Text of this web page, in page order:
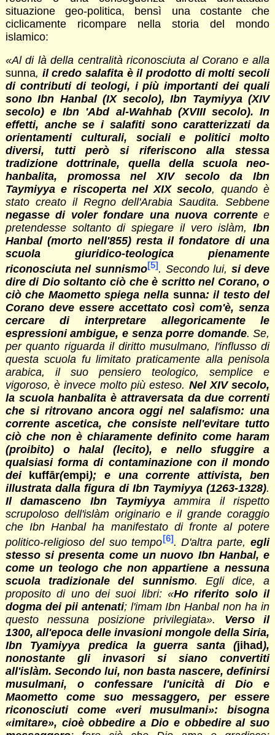
situazione geo-politica, bensì una costante che
ciclicamente ricompare nella storia del mondo
islamico:
«Al di là della centralità riconosciuta al Corano e alla
sunna, il credo salafita è il prodotto di molti secoli
di contributi di teologi, i più importanti dei quali
sono Ibn Hanbal (IX secolo), Ibn Taymiyya (XIV
secolo) e Ibn 'Abd al-Wahhab (XVIII secolo). In
effetti, anche se i salafiti sono caratterizzati da
orientamenti culturali, sociali e politici molto
diversi, tutti però si riferiscono alla stessa
tradizione dottrinale, quella della scuola neo-
hanbalita, promossa nel XIV secolo da Ibn
Taymiyya e riscoperta nel XIX secolo, quando è
stato creato il Regno dell'Arabia Saudita. Sebbene
negasse di voler fondare una nuova correntee
pretendesse soltanto di spiegare il vero islàm,Ibn
Hanbal (morto nell'855) resta il fondatore di una
scuola giuridico-teologica pienamente
riconosciuta nel sunnismo[5]. Secondo lui, si deve
dire di Dio soltanto ciò che è scritto nel Corano, o
ciò che Maometto spiega nella sunna: il testo del
Corano deve essere accettato così com'è, senza
cercare di interpretare allegoricamente le
espressioni ambigue, e senza porre domande. Se,
per quanto riguarda il diritto musulmano, l'influsso di
questa scuola fu limitato praticamente alla penisola
arabica, il suo pensiero teologico, semplice e
vigoroso, è invece molto più esteso. Nel XIV secolo,
la scuola hanbalita è attraversata da due correnti
che si ritrovano ancora oggi nel salafismo: una
corrente ascetica, che consiste nell'evitare tutto
ciò che non è chiaramente definito come haram
(proibito) o halal (lecito), e nello sfuggire a
qualsiasi forma di contaminazione con il mondo
dei
kuffār(empi); e una corrente attivista, ben
illustrata dalla figura di Ibn Taymiyya (1263-1328).
Il damasceno Ibn Taymiyya ammira il rispetto
scrupoloso dell'islàm originario e il grande coraggio
che Ibn Hanbal ha manifestato di fronte al potere
politico-religioso del suo tempo[6]. D'altra parte,egli
stesso si presenta come un nuovo Ibn Hanbal, e
come un teologo che non appartiene a nessuna
scuola tradizionale del sunnismo. Egli dice, a
proposito di uno dei suoi libri: «Ho riferito solo il
dogma dei pii antenati; l'imam Ibn Hanbal non ha in
questo nessuna posizione privilegiata». Verso il
1300, all'epoca delle invasioni mongole della Siria,
Ibn Tyamiyya predica la guerra santa
(jihad ),
nonostante gli invasori si siano convertiti
all'islàm. Secondo lui, non basta nascere, definirsi
musulmani, o confessare l'unicità di Dio e
Maometto come suo messaggero, per essere
riconosciuti come «veri musulmani»: bisogna
«imitare», cioè obbedire a Dio e obbedire al suo